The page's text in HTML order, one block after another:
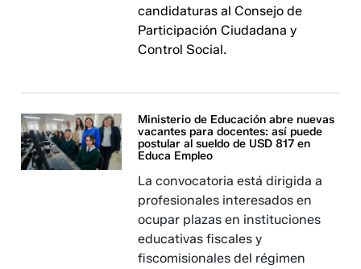
candidaturas al Consejo de
Participación Ciudadana y
Control Social.
Ministerio de Educación abre nuevas
vacantes para docentes: así puede
postular al sueldo de USD 817 en
Educa Empleo
La convocatoria está dirigida a
profesionales interesados en
ocupar plazas en instituciones
educativas fiscales y
fiscomisionales del régimen